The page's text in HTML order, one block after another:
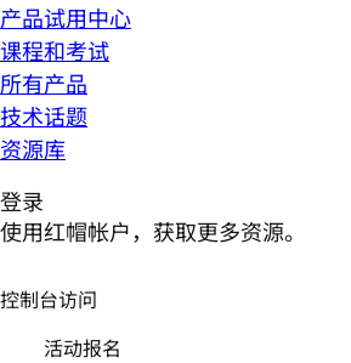
产品试用中心
课程和考试
所有产品
技术话题
资源库
登录
使用红帽帐户，获取更多资源。
控制台访问
活动报名